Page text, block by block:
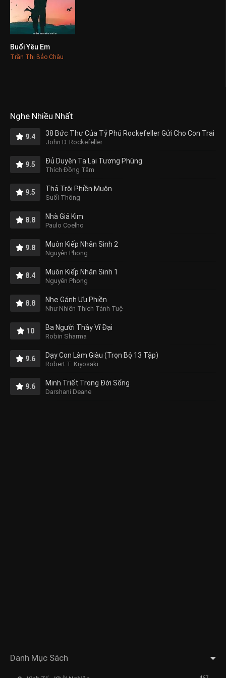
Buổi Yêu Em
Trần Thị Bảo Châu
Nghe Nhiều Nhất
9.4 38 Bức Thư Của Tỷ Phú Rockefeller Gửi Cho Con Trai
John D. Rockefeller
9.5 Đủ Duyên Ta Lại Tương Phùng
Thích Đồng Tâm
9.5 Thả Trôi Phiền Muộn
Suối Thông
8.8 Nhà Giả Kim
Paulo Coelho
9.8 Muôn Kiếp Nhân Sinh 2
Nguyên Phong
8.4 Muôn Kiếp Nhân Sinh 1
Nguyên Phong
8.8 Nhẹ Gánh Ưu Phiền
Như Nhiên Thích Tánh Tuệ
10 Ba Người Thầy Vĩ Đại
Robin Sharma
9.6 Dạy Con Làm Giàu (Trọn Bộ 13 Tập)
Robert T. Kiyosaki
9.6 Minh Triết Trong Đời Sống
Darshani Deane
Danh Mục Sách